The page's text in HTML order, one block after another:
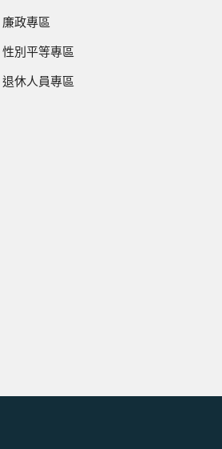
廉政專區
性別平等專區
退休人員專區